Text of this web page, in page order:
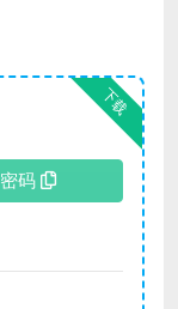
下载
密码